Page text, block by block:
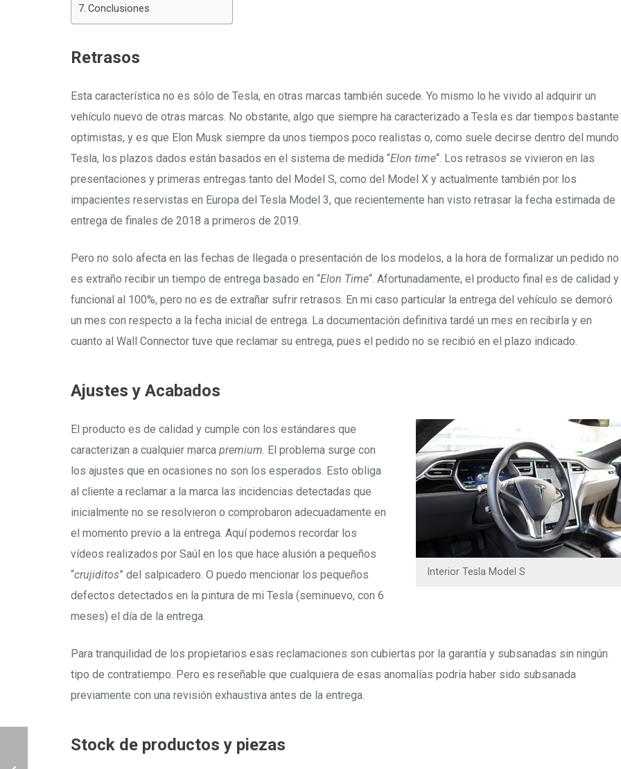
Conclusiones
Retrasos
Esta característica no es sólo de Tesla, en otras marcas también sucede. Yo mismo lo he vivido al adquirir un
vehículo nuevo de otras marcas. No obstante, algo que siempre ha caracterizado a Tesla es dar tiempos bastante
optimistas, y es que Elon Musk siempre da unos tiempos poco realistas o, como suele decirse dentro del mundo
Tesla, los plazos dados están basados en el sistema de medida “Elon time“. Los retrasos se vivieron en las
presentaciones y primeras entregas tanto del Model S, como del Model X y actualmente también por los
impacientes reservistas en Europa del Tesla Model 3, que recientemente han visto retrasar la fecha estimada de
entrega de finales de 2018 a primeros de 2019.
Pero no solo afecta en las fechas de llegada o presentación de los modelos, a la hora de formalizar un pedido no
es extraño recibir un tiempo de entrega basado en “Elon Time“. Afortunadamente, el producto final es de calidad y
funcional al 100%, pero no es de extrañar sufrir retrasos. En mi caso particular la entrega del vehículo se demoró
un mes con respecto a la fecha inicial de entrega. La documentación definitiva tardé un mes en recibirla y en
cuanto al Wall Connector tuve que reclamar su entrega, pues el pedido no se recibió en el plazo indicado.
Ajustes y Acabados
Interior Tesla Model S
El producto es de calidad y cumple con los estándares que
caracterizan a cualquier marca premium . El problema surge con
los ajustes que en ocasiones no son los esperados. Esto obliga
al cliente a reclamar a la marca las incidencias detectadas que
inicialmente no se resolvieron o comprobaron adecuadamente en
el momento previo a la entrega. Aquí podemos recordar los
vídeos realizados por Saúl en los que hace alusión a pequeños
“crujiditos” del salpicadero. O puedo mencionar los pequeños
defectos detectados en la pintura de mi Tesla (seminuevo, con 6
meses) el día de la entrega.
Para tranquilidad de los propietarios esas reclamaciones son cubiertas por la garantía y subsanadas sin ningún
tipo de contratiempo. Pero es reseñable que cualquiera de esas anomalías podría haber sido subsanada
previamente con una revisión exhaustiva antes de la entrega.
Stock de productos y piezas